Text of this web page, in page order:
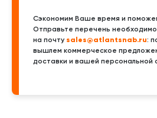
Сэкономим Ваше время и
Отправьте перечень
на почту sales@atlantsnab.ru:
вышлем коммерческое
доставки и вашей персональной